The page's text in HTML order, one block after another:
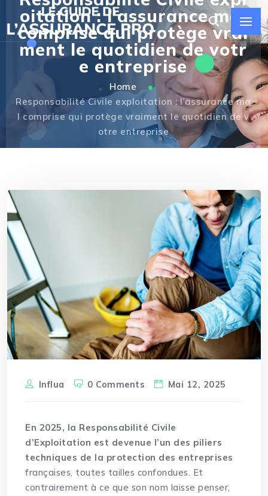
oitation : l’assurance mal
comprise qui protège vrai
ment le quotidien de votr
e entreprise
Home
Responsabilité Civile exploitation : l’assurance ma
l comprise qui protège vraiment le quotidien de v
otre entreprise
Influa 0 Comments Mai 12, 2025
En 2025, la Responsabilité Civile
d’Exploitation est devenue l’un des piliers
techniques de la protection des entreprises
françaises, toutes tailles confondues. Et
contrairement à ce que son nom laisse penser,